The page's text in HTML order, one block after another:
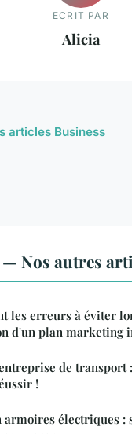
ECRIT PAR
Alicia
articles Business
Nos autres
les erreurs à éviter
d'un plan marketing
de transport
!
armoires électriques :